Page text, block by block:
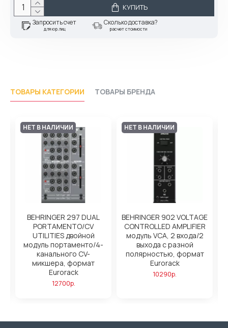
КУПИТЬ
Запросить счет
для юр.лиц
Сколько доставка?
расчет стоимости
ТОВАРЫ КАТЕГОРИИ ТОВАРЫ БРЕНДА
НЕТ В НАЛИЧИИ
BEHRINGER 297 DUAL
PORTAMENTO/CV
UTILITIES двойной
модуль портаменто/4-
канального CV-
микшера, формат
Eurorack
12700р.
НЕТ В НАЛИЧИИ
BEHRINGER 902 VOLTAGE
CONTROLLED AMPLIFIER
модуль VCA, 2 входа/2
выхода с разной
полярностью, формат
Eurorack
10290р.